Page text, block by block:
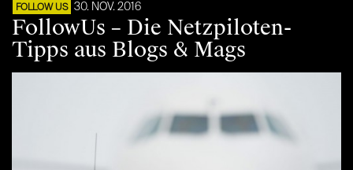
FOLLOW US 30. NOV. 2016
FollowUs – Die Netzpiloten-
Tipps aus Blogs & Mags